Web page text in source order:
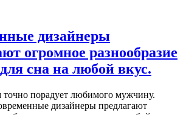
дизайнеры
огромное разнообразие
сна на любой вкус.
порадует любимого мужчину.
дизайнеры предлагают